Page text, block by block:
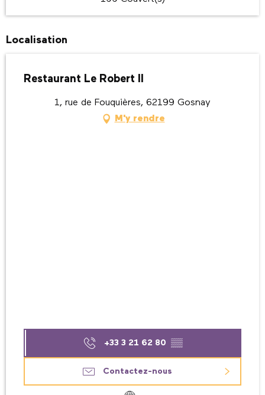
Localisation
Restaurant Le Robert II
1, rue de Fouquières, 62199 Gosnay
M'y rendre
+33 3 21 62 80 ▒▒
Contactez-nous